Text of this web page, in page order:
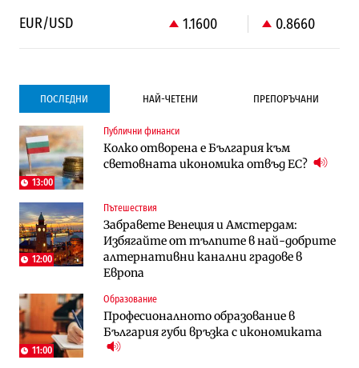
EUR/USD
1.1600 0.8660
ПОСЛЕДНИ НАЙ-ЧЕТЕНИ ПРЕПОРЪЧАНИ
13:00
Публични финанси
Колко отворена е България към
световната икономика отвъд ЕС?
12:00
Пътешествия
Забравете Венеция и Амстердам:
Избягайте от тълпите в най-добрите
алтернативни канални градове в
Европа
11:00
Образование
Професионалното образование в
България губи връзка с икономиката
Градоустройство
Столична община избра изпълнител за
преместването на трамвайното
Компании
Vivacom предлага над 150 устройства с
90% отстъпка през август
„Ендуросат“ ще строи огромен
космически и отбранителен център в
Доброславци
Компании
Vivacom предлага над 150 устройства с
90% отстъпка през август
Градоустройство
Столична община избра изпълнител за
преместването на трамвайното
трасе по бул. „Скобелев“
Държавният ТЕЦ „Марица изток 2“
работи с 5 блока